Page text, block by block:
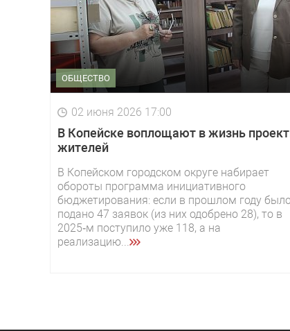
ОБЩЕСТВО
02 июня 2026 17:00
В Копейске воплощают в жизнь
жителей
В Копейском городском округе набирает
обороты программа инициативного
бюджетирования: если в прошлом году
подано 47 заявок (из них одобрено 28), то в
2025‑м поступило уже 118, а на
реализацию...